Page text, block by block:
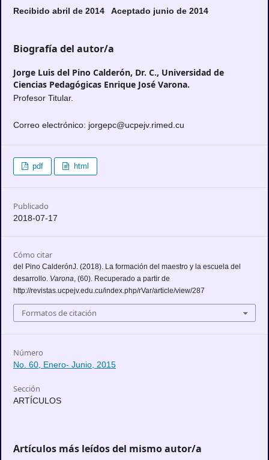
Recibido abril de 2014 Aceptado junio de 2014
Biografía del autor/a
Jorge Luis del Pino Calderón, Dr. C., Universidad de
Ciencias Pedagógicas Enrique José Varona.
Profesor Titular.
Correo electrónico: jorgepc@ucpejv.rimed.cu
pdf html
Publicado
2018-07-17
Cómo citar
del Pino CalderónJ. (2018). La formación del maestro y la escuela del
desarrollo. Varona, (60). Recuperado a partir de
http://revistas.ucpejv.edu.cu/index.php/rVar/article/view/287
Formatos de citación
Número
No. 60, Enero- Junio, 2015
Sección
ARTÍCULOS
Artículos más leídos del mismo autor/a